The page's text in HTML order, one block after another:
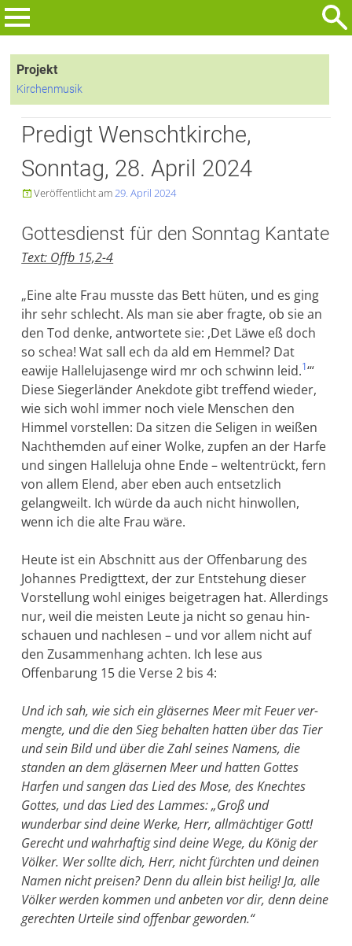
Zum
Inhalt
nach:Projekt
Kirchenmusik
Predigt Wenschtkirche,
Sonntag, 28. April 2024
Veröffentlicht am29. April 2024
Gottesdienst für den Sonntag Kantate
Text: Offb 15,2-4
„Eine alte Frau musste das Bett hüten, und es ging
ihr sehr schlecht. Als man sie aber fragte, ob sie an
den Tod denke, antwortete sie: ,Det Läwe eß doch
so schea! Wat sall ech da ald em Hemmel? Dat
eawije Hallelujasenge wird mr och schwinn leid.1‘“
Diese Siegerlän­der Anekdote gibt treffend wieder,
wie sich wohl immer noch viele Menschen den
Himmel vorstellen: Da sitzen die Seligen in weißen
Nachthemden auf einer Wolke, zupfen an der Harfe
und singen Halle­luja ohne Ende – weltentrückt, fern
von allem Elend, aber eben auch entsetzlich
gelangweilt. Ich würde da auch nicht hinwollen,
wenn ich die alte Frau wäre.
Heute ist ein Abschnitt aus der Offenbarung des
Johannes Predigt­text, der zur Entstehung dieser
Vorstellung wohl einiges beigetragen hat. Allerdings
nur, weil die meisten Leute ja nicht so genau hin­
schauen und nachlesen – und vor allem nicht auf
den Zusammen­hang ach­ten. Ich lese aus
Offenbarung 15 die Verse 2 bis 4:
Und ich sah, wie sich ein gläsernes Meer mit Feuer ver­
mengte, und die den Sieg behalten hatten über das Tier
und sein Bild und über die Zahl seines Namens, die
standen an dem gläsernen Meer und hatten Gottes
Harfen und sangen das Lied des Mose, des Knechtes
Gottes, und das Lied des Lammes: „Groß und
wunderbar sind deine Werke, Herr, allmächtiger Gott!
Gerecht und wahrhaftig sind deine Wege, du König der
Völker. Wer sollte dich, Herr, nicht fürchten und deinen
Namen nicht preisen? Denn du allein bist heilig! Ja, alle
Völker wer­den kommen und anbeten vor dir, denn deine
gerech­ten Urteile sind offenbar geworden.“